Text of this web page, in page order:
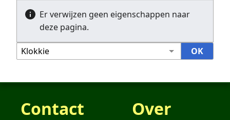
Er verwijzen geen eigenschappen naar
deze pagina.
Contact Over